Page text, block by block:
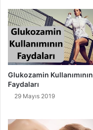
Glukozamin Kullanımının
Faydaları
29 Mayıs 2019